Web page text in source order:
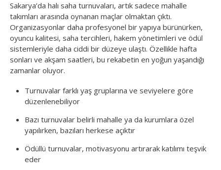
Sakarya’da halı saha turnuvaları, artık sadece mahalle
takımları arasında oynanan maçlar olmaktan çıktı.
Organizasyonlar daha profesyonel bir yapıya bürünürken,
oyuncu kalitesi, saha tercihleri, hakem yönetimleri ve ödül
sistemleriyle daha ciddi bir düzeye ulaştı. Özellikle hafta
sonları ve akşam saatleri, bu rekabetin en yoğun yaşandığı
zamanlar oluyor.
Turnuvalar farklı yaş gruplarına ve seviyelere göre
düzenlenebiliyor
Bazı turnuvalar belirli mahalle ya da kurumlara özel
yapılırken, bazıları herkese açıktır
Ödüllü turnuvalar, motivasyonu artırarak katılımı teşvik
eder